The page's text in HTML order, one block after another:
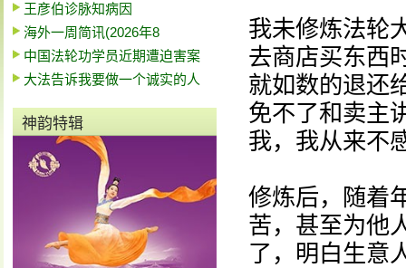
王彦伯诊脉知病因
海外一周简讯(2026年8
中国法轮功学员近期遭迫害案
大法告诉我要做一个诚实的人
神韵特辑
我未修炼法轮
去商店买东西
就如数的退还
免不了和卖主
我，我从来不
修炼后，随着
苦，甚至为他
了，明白生意